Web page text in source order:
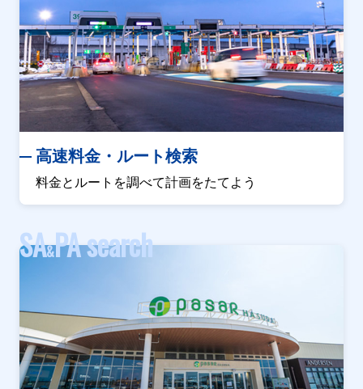
高速料金・ルート検索
料金とルートを調べて計画をたてよう
SA&PA search